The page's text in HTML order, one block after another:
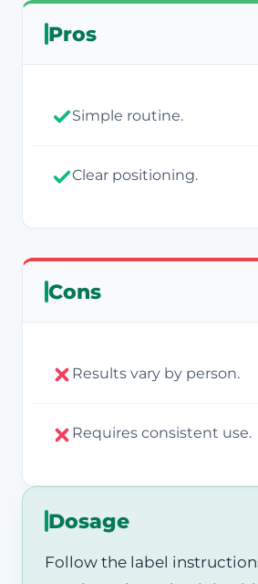
Pros
Simple routine.
Clear positioning.
Cons
Results vary by person.
Requires consistent use.
Dosage
Follow the label